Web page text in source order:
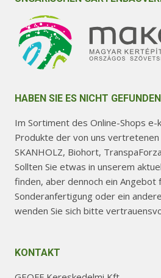
HABEN SIE ES NICHT
Im Sortiment des Online-Shops e-
Produkte der von uns
SKANHOLZ, Biohort,
Sollten Sie etwas in unserem
finden, aber dennoch ein Angebot
Sonderanfertigung oder ein
wenden Sie sich bitte
KONTAKT